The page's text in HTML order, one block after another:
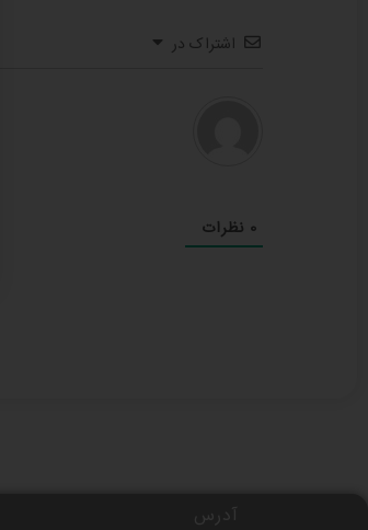
اشتراک در
0 نظرات
آدرس